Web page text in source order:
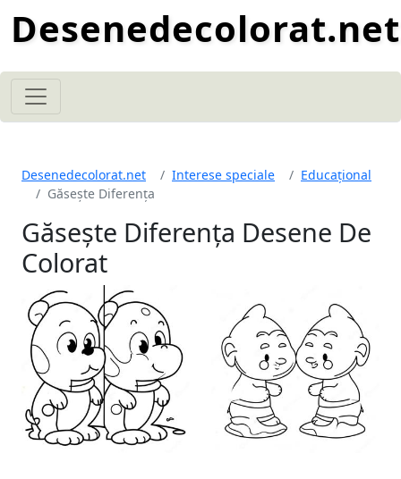
Desenedecolorat.net
Desenedecolorat.net Interese speciale
Educațional
Găsește Diferența
Găsește Diferența Desene De
Colorat